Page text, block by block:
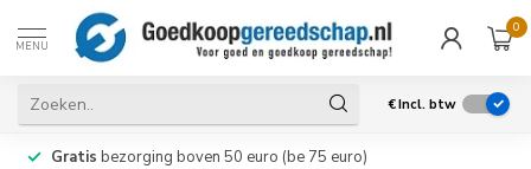
MENU
0
€Incl. btw
Gratis bezorging boven 50 euro (be 75 euro)